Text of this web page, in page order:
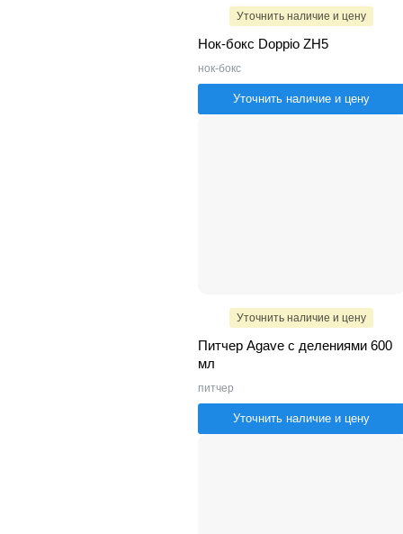
Уточнить наличие и цену
Нок-бокс Doppio ZH5
нок-бокс
Уточнить наличие и цену
Уточнить наличие и цену
Питчер Agave с делениями 600
мл
питчер
Уточнить наличие и цену